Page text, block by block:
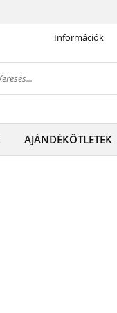
Információk
AJÁNDÉKÖTLETEK